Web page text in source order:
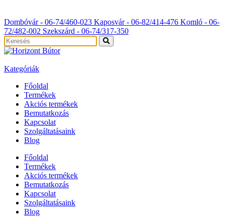
Dombóvár - 06-74/460-023 Kaposvár - 06-82/414-476 Komló - 06-
72/482-002 Szekszárd - 06-74/317-350
Kategóriák
Főoldal
Termékek
Akciós termékek
Bemutatkozás
Kapcsolat
Szolgáltatásaink
Blog
Főoldal
Termékek
Akciós termékek
Bemutatkozás
Kapcsolat
Szolgáltatásaink
Blog